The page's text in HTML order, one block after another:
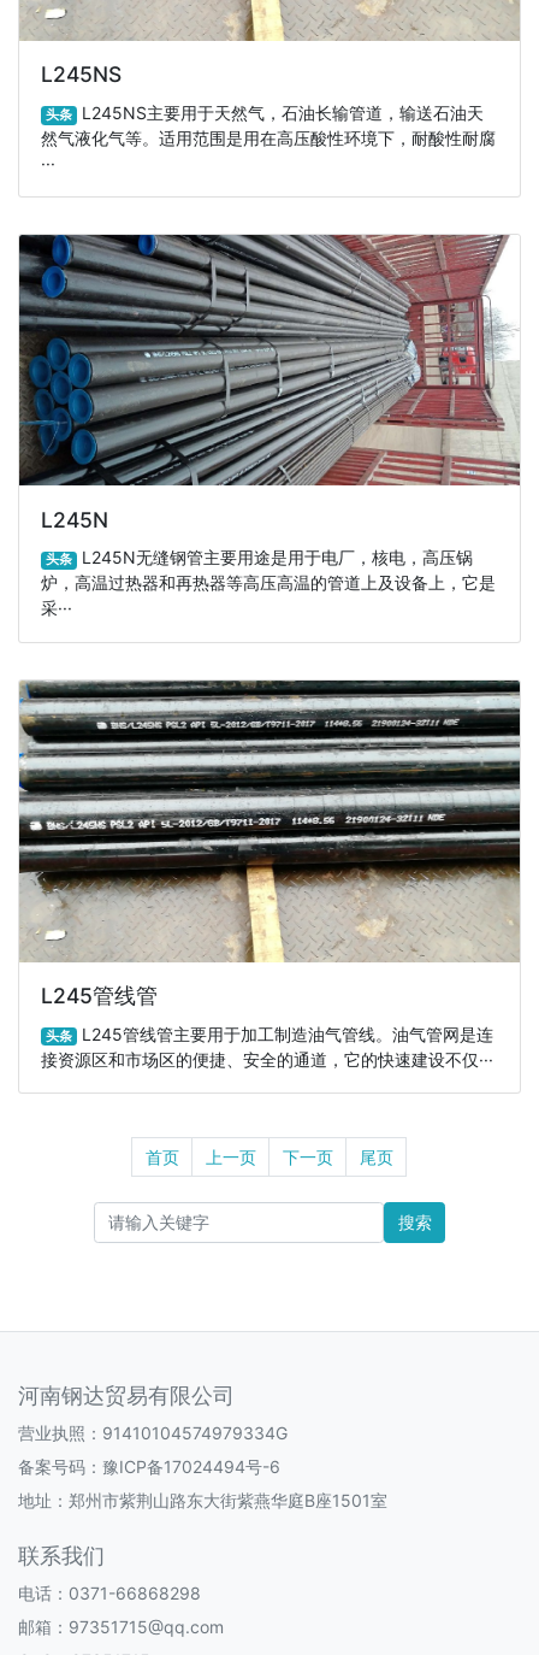
L245NS
头条 L245NS主要用于天然气，石油长输管道，输送石油天
然气液化气等。适用范围是用在高压酸性环境下，耐酸性耐腐
···
L245N
头条 L245N无缝钢管主要用途是用于电厂，核电，高压锅
炉，高温过热器和再热器等高压高温的管道上及设备上，它是
采···
L245管线管
头条 L245管线管主要用于加工制造油气管线。油气管网是连
接资源区和市场区的便捷、安全的通道，它的快速建设不仅···
首页 上一页 下一页 尾页
搜索
河南钢达贸易有限公司
营业执照：91410104574979334G
备案号码： 豫ICP备17024494号-6
地址：郑州市紫荆山路东大街紫燕华庭B座1501室
联系我们
电话：0371-66868298
邮箱：97351715@qq.com